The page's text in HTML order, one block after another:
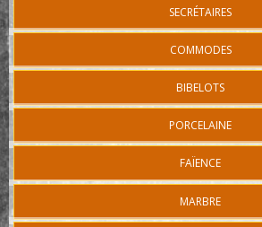
SECRÉTAIRES
COMMODES
BIBELOTS
PORCELAINE
FAÏENCE
MARBRE